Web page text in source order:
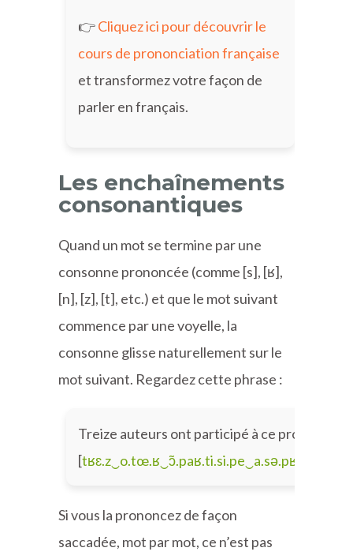
👉Cliquez ici pour découvrir le
cours de prononciation française
et transformez votre façon de
parler en français.
Les enchaînements
consonantiques
Quand un mot se termine par une
consonne prononcée (comme [s], [ʁ],
[n], [z], [t], etc.) et que le mot suivant
commence par une voyelle, la
consonne glisse naturellement sur le
mot suivant. Regardez cette phrase :
Treize auteurs ont participé à ce projet.
[tʁɛ.z‿o.tœ.ʁ‿ɔ̃.paʁ.ti.si.pe‿a.sə.pʁo.ʒɛ
Si vous la prononcez de façon
saccadée, mot par mot, ce n’est pas